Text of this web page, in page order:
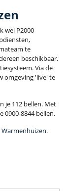
wel P2000
te
beschikbaar.
Via de
omgeving 'live' te
je 112 bellen. Met
0900-8844 bellen.
.